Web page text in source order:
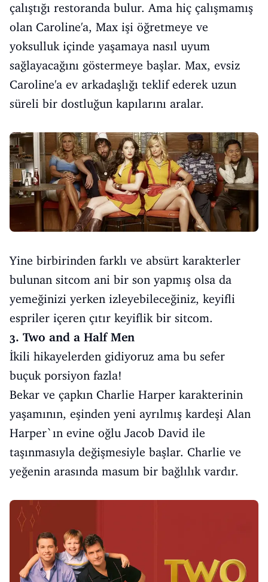
çalıştığı restoranda bulur. Ama hiç çalışmamış
olan Caroline'a, Max işi öğretmeye ve
yoksulluk içinde yaşamaya nasıl uyum
sağlayacağını göstermeye başlar. Max, evsiz
Caroline'a ev arkadaşlığı teklif ederek uzun
süreli bir dostluğun kapılarını aralar.
Yine birbirinden farklı ve absürt karakterler
bulunan sitcom ani bir son yapmış olsa da
yemeğinizi yerken izleyebileceğiniz, keyifli
espriler içeren çıtır keyiflik bir sitcom.
3. Two and a Half Men
İkili hikayelerden gidiyoruz ama bu sefer
buçuk porsiyon fazla!
Bekar ve çapkın Charlie Harper karakterinin
yaşamının, eşinden yeni ayrılmış kardeşi Alan
Harper`ın evine oğlu Jacob David ile
taşınmasıyla değişmesiyle başlar. Charlie ve
yeğenin arasında masum bir bağlılık vardır.